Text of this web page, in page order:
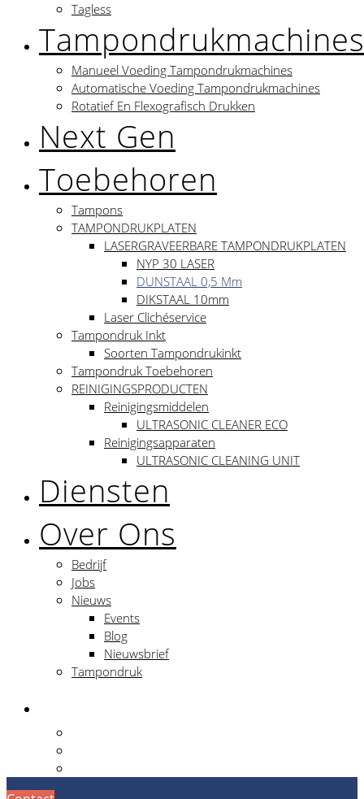
Tagless
Tampondrukmachines
Manueel Voeding Tampondrukmachines
Automatische Voeding Tampondrukmachines
Rotatief En Flexografisch Drukken
Next Gen
Toebehoren
Tampons
TAMPONDRUKPLATEN
LASERGRAVEERBARE TAMPONDRUKPLATEN
NYP 30 LASER
DUNSTAAL 0,5 Mm
DIKSTAAL 10mm
Laser Clichéservice
Tampondruk Inkt
Soorten Tampondrukinkt
Tampondruk Toebehoren
REINIGINGSPRODUCTEN
Reinigingsmiddelen
ULTRASONIC CLEANER ECO
Reinigingsapparaten
ULTRASONIC CLEANING UNIT
Diensten
Over Ons
Bedrijf
Jobs
Nieuws
Events
Blog
Nieuwsbrief
Tampondruk